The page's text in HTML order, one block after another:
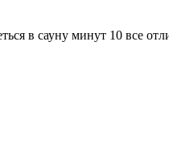
в сауну минут 10 все